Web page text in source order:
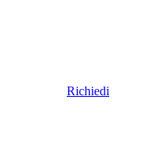
Richiedi